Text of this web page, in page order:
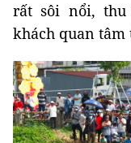
rất sôi nổi,
khách quan tâm